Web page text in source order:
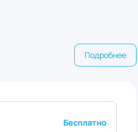
Подробнее
Бесплатно